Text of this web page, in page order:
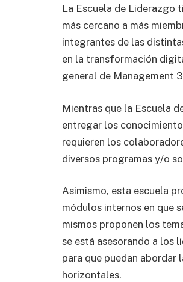
La Escuela de Liderazgo
más cercano a más
integrantes de las
en la transformación
general de Management
Mientras que la Escuela
entregar los
requieren los
diversos programas y/o
Asimismo, esta escuela
módulos internos en que
mismos proponen los
se está asesorando a los
para que puedan abordar
horizontales.